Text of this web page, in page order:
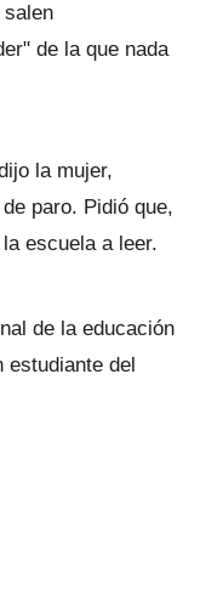
de la que nada
la mujer,
paro. Pidió que,
escuela a leer.
de la educación
estudiante del